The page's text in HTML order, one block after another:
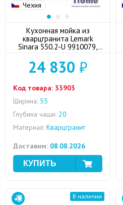
Чехия
Кухонная мойка из
кварцгранита Lemark
Sinara 550.2-U 9910079,
24 830 ₽
Код товара: 33903
Ширина: 55
Глубина чаши: 20
Материал: Кварцгранит
Доставим: 08.08.2026
В наличии